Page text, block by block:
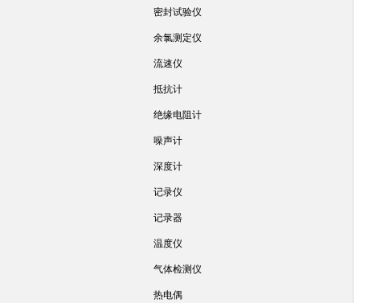
密封试验仪
余氯测定仪
流速仪
抵抗计
绝缘电阻计
噪声计
深度计
记录仪
记录器
温度仪
气体检测仪
热电偶